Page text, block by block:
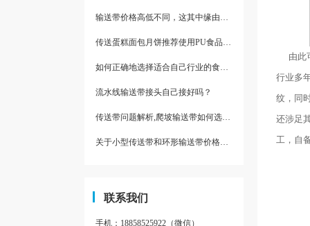
输送带价格高低不同，这其中缘由你清楚了吗
传送蛋糕面包月饼推荐使用PU食品级输送带
如何正确地选择适合自己行业的食品输送带
流水线输送带接头自己接好吗？
传送带问题解析,爬坡输送带如何选择,推荐一款防滑输送带
关于小型传送带和环形输送带价格，他们有什么区别点。
联系我们
手机：18858525922（微信）
由此
行业多
纹，同
还涉足
工，自